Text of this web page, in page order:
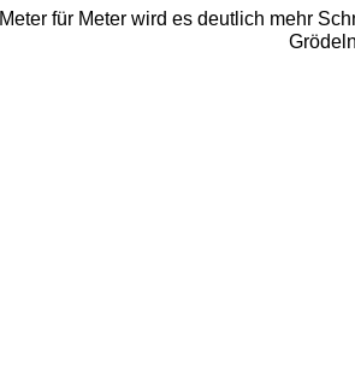
Meter für Meter wird es deutlich mehr